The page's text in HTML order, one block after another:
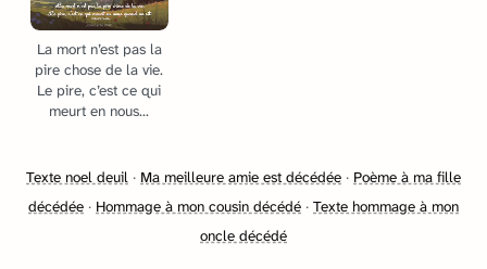
La mort n’est pas la
pire chose de la vie.
Le pire, c’est ce qui
meurt en nous...
Texte noel deuil · Ma meilleure amie est décédée · Poème à ma fille
décédée · Hommage à mon cousin décédé · Texte hommage à mon
oncle décédé